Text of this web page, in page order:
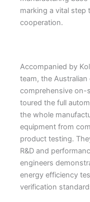
marking a vital step
cooperation.
Accompanied by
team, the
comprehensive on-
toured the full
the whole
equipment from
product testing.
R&D and
engineers
energy efficiency
verification